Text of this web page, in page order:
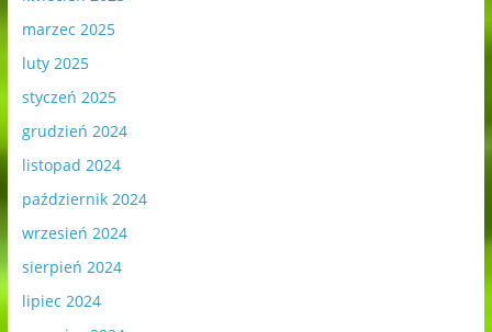
marzec 2025
luty 2025
styczeń 2025
grudzień 2024
listopad 2024
październik 2024
wrzesień 2024
sierpień 2024
lipiec 2024